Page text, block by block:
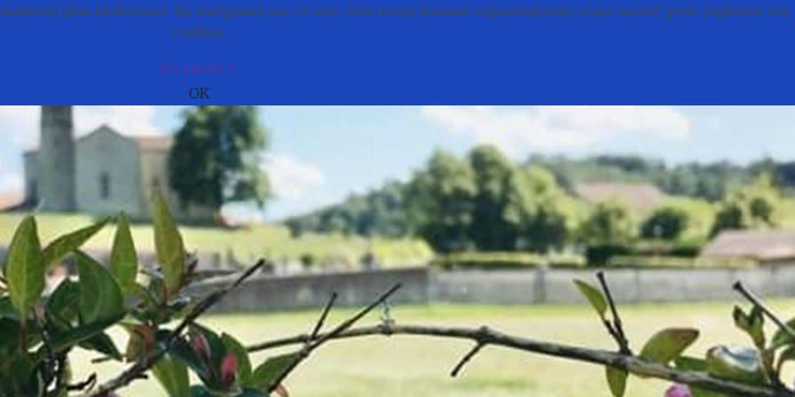
Cadre de vie
plus facilement. En naviguant sur ce site, vous nous donnez expressément votre accord pour exploiter ces
cookies.
En savoir +
OK